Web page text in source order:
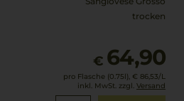
trocken
€ 64,90
pro Flasche (0.75l), € 86,53/L
inkl. MwSt. zzgl. Versand